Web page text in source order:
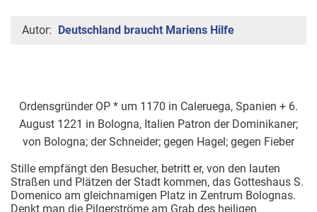
Autor: Deutschland braucht Mariens Hilfe
Ordensgründer OP * um 1170 in Caleruega, Spanien + 6.
August 1221 in Bologna, Italien Patron der Dominikaner;
von Bologna; der Schneider; gegen Hagel; gegen Fieber
Stille empfängt den Besucher, betritt er, von den lauten
Straßen und Plätzen der Stadt kommen, das Gotteshaus S.
Domenico am gleichnamigen Platz in Zentrum Bolognas.
Denkt man die Pilgerströme am Grab des heiligen